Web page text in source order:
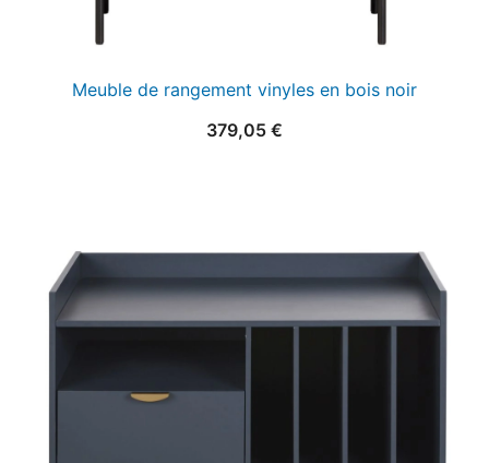
Meuble de rangement vinyles en bois noir
379,05 €